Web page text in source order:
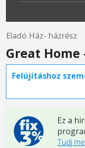
Eladó Ház- házrész
Great Home
Felújításhoz
Ez a
Tudj